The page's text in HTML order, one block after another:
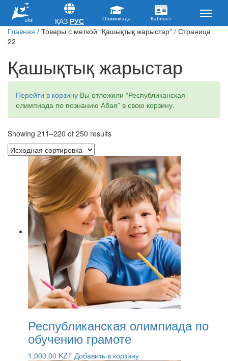
Главная / Товары с меткой “Қашықтық жарыстар” / Страница
22
Қашықтық жарыстар
Перейти в корзину Вы отложили “Республиканская
олимпиада по познанию Абая” в свою корзину.
Showing 211–220 of 250 results
Республиканская олимпиада по
обучению грамоте
1,000.00 KZT Добавить в корзину
ҚАЗ РУС